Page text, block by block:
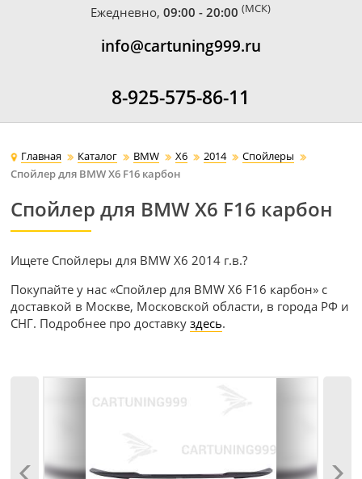
Ежедневно,09:00 - 20:00 (МСК)
info@cartuning999.ru
8-925-575-86-11
Главная Каталог BMW X6 2014
Спойлеры
Спойлер для BMW X6 F16 карбон
Спойлер для BMW X6 F16 карбон
Ищете Спойлеры для BMW X6 2014 г.в.?
Покупайте у нас «Спойлер для BMW X6 F16 карбон» с
доставкой в Москве, Московской области, в города РФ и
СНГ. Подробнее про доставкуздесь.